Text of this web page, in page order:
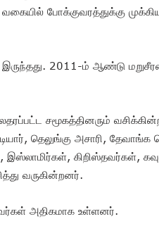
போக்குவரத்துக்கு
2011-ம் ஆண்டு
சமூகத்தினரும்
தெலுங்கு அசாரி,
இஸ்லாமிர்கள், கிறிஸ்தவர்கள்,
வருகின்றனர்.
அதிகமாக உள்ளனர்.